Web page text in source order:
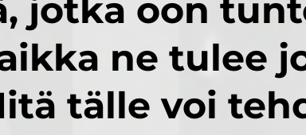
jotka oon
ne tulee
tälle voi